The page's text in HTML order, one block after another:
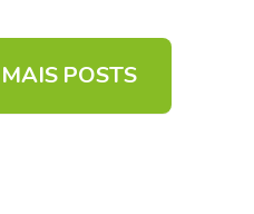
POSTS